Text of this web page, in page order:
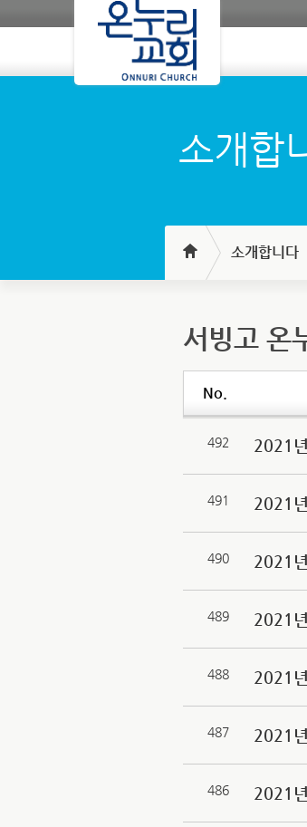
Loading
소개합
소개합니다
서빙고 온
No.
492 2021
491 2021
490 2021
489 2021
488 2021
487 2021
486 2021